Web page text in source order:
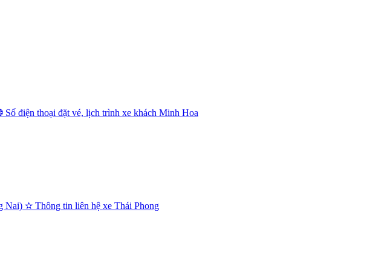
điện thoại đặt vé, lịch trình xe khách Minh Hoa
Nai) ✫ Thông tin liên hệ xe Thái Phong